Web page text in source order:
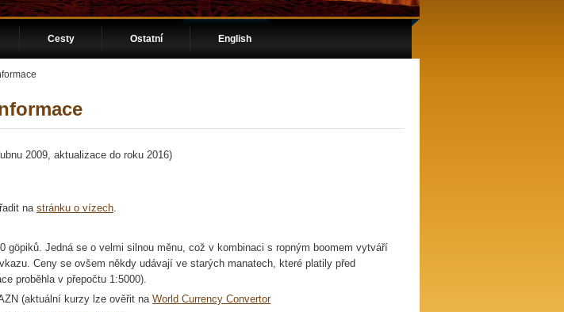
Cesty Ostatní English
2009, aktualizace do roku 2016)
na stránku o vízech.
göpiků. Jedná se o velmi silnou měnu, což v kombinaci s ropným boomem vytváří
Ceny se ovšem někdy udávají ve starých manatech, které platily před
proběhla v přepočtu 1:5000).
(aktuální kurzy lze ověřit na World Currency Convertor